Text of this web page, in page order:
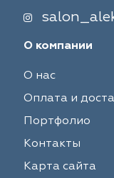
О компании
О нас
Оплата и
Портфолио
Контакты
Карта сайта